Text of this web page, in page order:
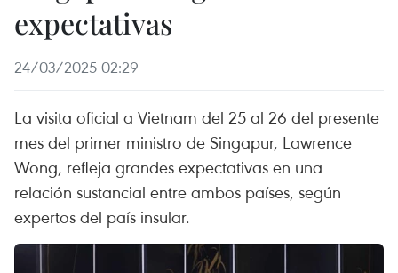
expectativas
24/03/2025 02:29
La visita oficial a Vietnam del 25 al 26 del presente
mes del primer ministro de Singapur, Lawrence
Wong, refleja grandes expectativas en una
relación sustancial entre ambos países, según
expertos del país insular.